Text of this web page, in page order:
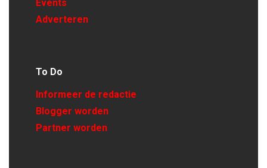
Events
Adverteren
To Do
Informeer de redactie
Blogger worden
Partner worden